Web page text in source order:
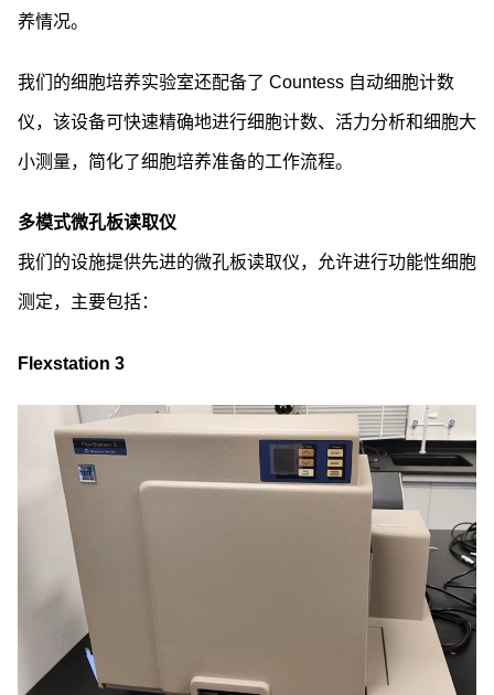
养情况。
我们的细胞培养实验室还配备了 Countess 自动细胞计数
仪，该设备可快速精确地进行细胞计数、活力分析和细胞大
小测量，简化了细胞培养准备的工作流程。
多模式微孔板读取仪
我们的设施提供先进的微孔板读取仪，允许进行功能性细胞
测定，主要包括：
Flexstation 3